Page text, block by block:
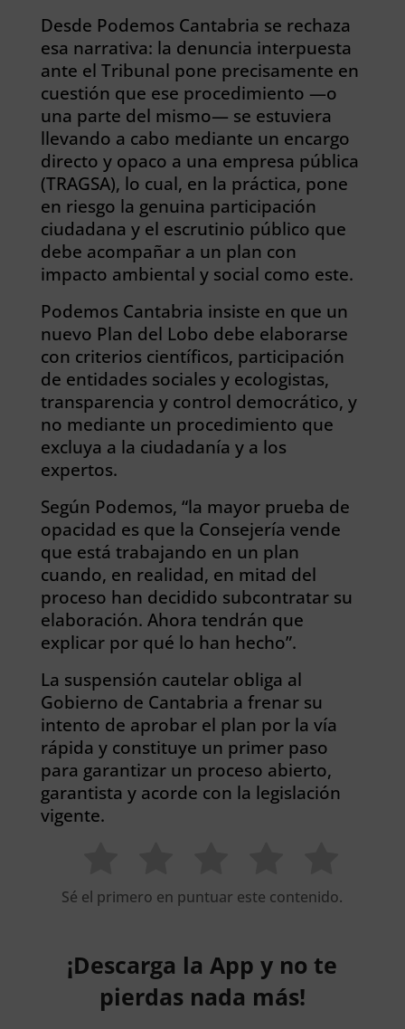
Desde Podemos Cantabria se rechaza
esa narrativa: la denuncia interpuesta
ante el Tribunal pone precisamente en
cuestión que ese procedimiento —o
una parte del mismo— se estuviera
llevando a cabo mediante un encargo
directo y opaco a una empresa pública
(TRAGSA), lo cual, en la práctica, pone
en riesgo la genuina participación
ciudadana y el escrutinio público que
debe acompañar a un plan con
impacto ambiental y social como este.
Podemos Cantabria insiste en que un
nuevo Plan del Lobo debe elaborarse
con criterios científicos, participación
de entidades sociales y ecologistas,
transparencia y control democrático, y
no mediante un procedimiento que
excluya a la ciudadanía y a los
expertos.
Según Podemos, “la mayor prueba de
opacidad es que la Consejería vende
que está trabajando en un plan
cuando, en realidad, en mitad del
proceso han decidido subcontratar su
elaboración. Ahora tendrán que
explicar por qué lo han hecho”.
La suspensión cautelar obliga al
Gobierno de Cantabria a frenar su
intento de aprobar el plan por la vía
rápida y constituye un primer paso
para garantizar un proceso abierto,
garantista y acorde con la legislación
vigente.
Sé el primero en puntuar este contenido.
¡Descarga la App y no te
pierdas nada más!